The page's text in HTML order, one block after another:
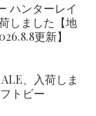
ハンターレイ
しました【地
更新】
、入荷しま
トビー